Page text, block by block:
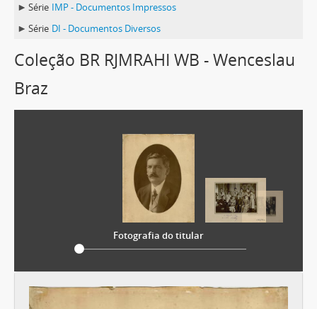
Série IMP - Documentos Impressos
Série DI - Documentos Diversos
Coleção BR RJMRAHI WB - Wenceslau
Braz
Fotografia do titular